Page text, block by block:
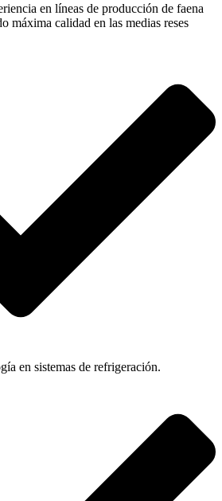
en líneas de producción de faena
máxima calidad en las medias reses
en sistemas de refrigeración.